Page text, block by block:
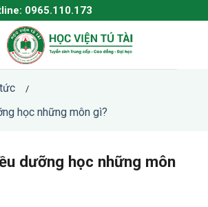
0965.110.173
/
học những môn gì?
dưỡng học những môn